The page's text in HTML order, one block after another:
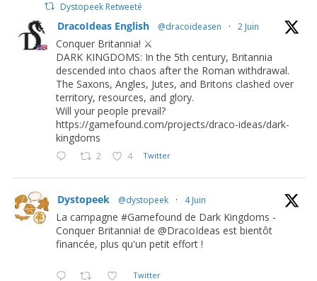
Dystopeek Retweeté
DracoIdeas English @dracoideasen · 2 Juin
Conquer Britannia! ⚔️
DARK KINGDOMS: In the 5th century, Britannia
descended into chaos after the Roman withdrawal.
The Saxons, Angles, Jutes, and Britons clashed over
territory, resources, and glory.
Will your people prevail?
https://gamefound.com/projects/draco-ideas/dark-
kingdoms
2 4 Twitter
Dystopeek @dystopeek · 4 Juin
La campagne #Gamefound de Dark Kingdoms -
Conquer Britannia! de @DracoIdeas est bientôt
financée, plus qu'un petit effort !
Twitter